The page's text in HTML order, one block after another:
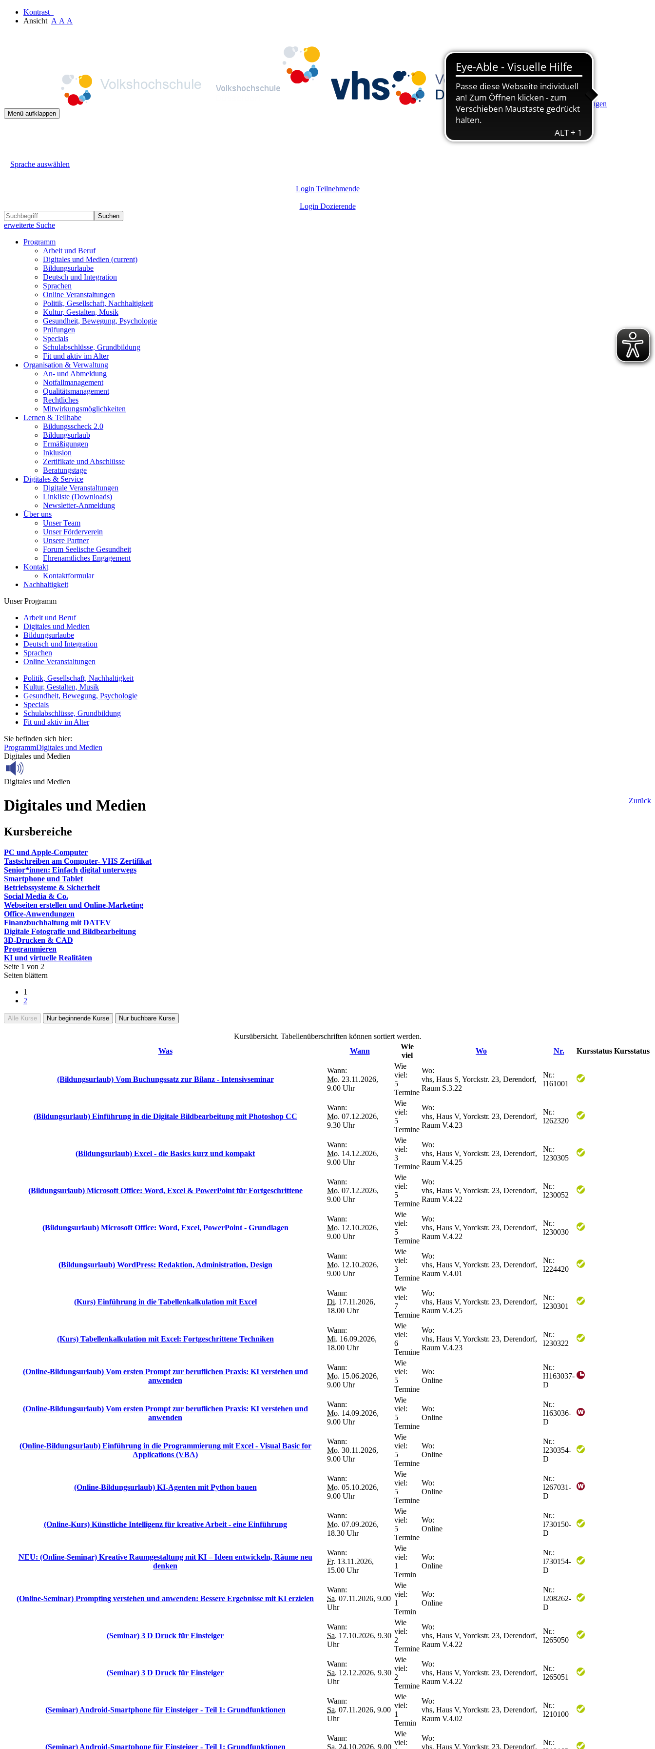
Kontrast
Ansicht A A A
Hauptinhalt anspringen
Menü aufklappen
Sprache auswählen
Login Teilnehmende
Login Dozierende
Suchen
erweiterte Suche
Programm
Arbeit und Beruf
Digitales und Medien (current)
Bildungsurlaube
Deutsch und Integration
Sprachen
Online Veranstaltungen
Politik, Gesellschaft, Nachhaltigkeit
Kultur, Gestalten, Musik
Gesundheit, Bewegung, Psychologie
Prüfungen
Specials
Schulabschlüsse, Grundbildung
Fit und aktiv im Alter
Organisation & Verwaltung
An- und Abmeldung
Notfallmanagement
Qualitätsmanagement
Rechtliches
Mitwirkungsmöglichkeiten
Lernen & Teilhabe
Bildungsscheck 2.0
Bildungsurlaub
Ermäßigungen
Inklusion
Zertifikate und Abschlüsse
Beratungstage
Digitales & Service
Digitale Veranstaltungen
Linkliste (Downloads)
Newsletter-Anmeldung
Über uns
Unser Team
Unser Förderverein
Unsere Partner
Forum Seelische Gesundheit
Ehrenamtliches Engagement
Kontakt
Kontaktformular
Nachhaltigkeit
Unser Programm
Arbeit und Beruf
Digitales und Medien
Bildungsurlaube
Deutsch und Integration
Sprachen
Online Veranstaltungen
Politik, Gesellschaft, Nachhaltigkeit
Kultur, Gestalten, Musik
Gesundheit, Bewegung, Psychologie
Specials
Schulabschlüsse, Grundbildung
Fit und aktiv im Alter
Sie befinden sich hier:
ProgrammDigitales und Medien
Digitales und Medien
Digitales und Medien
Zurück
Digitales und Medien
Kursbereiche
PC und Apple-Computer
Tastschreiben am Computer- VHS Zertifikat
Senior*innen: Einfach digital unterwegs
Smartphone und Tablet
Betriebssysteme & Sicherheit
Social Media & Co.
Webseiten erstellen und Online-Marketing
Office-Anwendungen
Finanzbuchhaltung mit DATEV
Digitale Fotografie und Bildbearbeitung
3D-Drucken & CAD
Programmieren
KI und virtuelle Realitäten
Seite 1 von 2
Seiten blättern
1
2
Alle Kurse Nur beginnende Kurse Nur buchbare Kurse
Kursübersicht. Tabellenüberschriften können sortiert werden.
Was
Wann
Wie
viel
Wo Nr. Kursstatus Kursstatus
(Bildungsurlaub) Vom Buchungssatz zur Bilanz - Intensivseminar
Wann:
Mo. 23.11.2026,
9.00 Uhr
Wie
viel:
5
Termine
Wo:
vhs, Haus S, Yorckstr. 23, Derendorf,
Raum S.3.22
Nr.:
I161001
(Bildungsurlaub) Einführung in die Digitale Bildbearbeitung mit Photoshop CC
Wann:
Mo. 07.12.2026,
9.30 Uhr
Wie
viel:
5
Termine
Wo:
vhs, Haus V, Yorckstr. 23, Derendorf,
Raum V.4.23
Nr.:
I262320
(Bildungsurlaub) Excel - die Basics kurz und kompakt
Wann:
Mo. 14.12.2026,
9.00 Uhr
Wie
viel:
3
Termine
Wo:
vhs, Haus V, Yorckstr. 23, Derendorf,
Raum V.4.25
Nr.:
I230305
(Bildungsurlaub) Microsoft Office: Word, Excel & PowerPoint für Fortgeschrittene
Wann:
Mo. 07.12.2026,
9.00 Uhr
Wie
viel:
5
Termine
Wo:
vhs, Haus V, Yorckstr. 23, Derendorf,
Raum V.4.22
Nr.:
I230052
(Bildungsurlaub) Microsoft Office: Word, Excel, PowerPoint - Grundlagen
Wann:
Mo. 12.10.2026,
9.00 Uhr
Wie
viel:
5
Termine
Wo:
vhs, Haus V, Yorckstr. 23, Derendorf,
Raum V.4.22
Nr.:
I230030
(Bildungsurlaub) WordPress: Redaktion, Administration, Design
Wann:
Mo. 12.10.2026,
9.00 Uhr
Wie
viel:
3
Termine
Wo:
vhs, Haus V, Yorckstr. 23, Derendorf,
Raum V.4.01
Nr.:
I224420
(Kurs) Einführung in die Tabellenkalkulation mit Excel
Wann:
Di. 17.11.2026,
18.00 Uhr
Wie
viel:
7
Termine
Wo:
vhs, Haus V, Yorckstr. 23, Derendorf,
Raum V.4.25
Nr.:
I230301
(Kurs) Tabellenkalkulation mit Excel: Fortgeschrittene Techniken
Wann:
Mi. 16.09.2026,
18.00 Uhr
Wie
viel:
6
Termine
Wo:
vhs, Haus V, Yorckstr. 23, Derendorf,
Raum V.4.23
Nr.:
I230322
(Online-Bildungsurlaub) Vom ersten Prompt zur beruflichen Praxis: KI verstehen und
anwenden
Wann:
Mo. 15.06.2026,
9.00 Uhr
Wie
viel:
5
Termine
Wo:
Online
Nr.:
H163037-
D
(Online-Bildungsurlaub) Vom ersten Prompt zur beruflichen Praxis: KI verstehen und
anwenden
Wann:
Mo. 14.09.2026,
9.00 Uhr
Wie
viel:
5
Termine
Wo:
Online
Nr.:
I163036-
D
(Online-Bildungsurlaub) Einführung in die Programmierung mit Excel - Visual Basic for
Applications (VBA)
Wann:
Mo. 30.11.2026,
9.00 Uhr
Wie
viel:
5
Termine
Wo:
Online
Nr.:
I230354-
D
(Online-Bildungsurlaub) KI-Agenten mit Python bauen
Wann:
Mo. 05.10.2026,
9.00 Uhr
Wie
viel:
5
Termine
Wo:
Online
Nr.:
I267031-
D
(Online-Kurs) Künstliche Intelligenz für kreative Arbeit - eine Einführung
Wann:
Mo. 07.09.2026,
18.30 Uhr
Wie
viel:
5
Termine
Wo:
Online
Nr.:
I730150-
D
NEU: (Online-Seminar) Kreative Raumgestaltung mit KI – Ideen entwickeln, Räume neu
denken
Wann:
Fr. 13.11.2026,
15.00 Uhr
Wie
viel:
1
Termin
Wo:
Online
Nr.:
I730154-
D
(Online-Seminar) Prompting verstehen und anwenden: Bessere Ergebnisse mit KI erzielen
Wann:
Sa. 07.11.2026, 9.00
Uhr
Wie
viel:
1
Termin
Wo:
Online
Nr.:
I208262-
D
(Seminar) 3 D Druck für Einsteiger
Wann:
Sa. 17.10.2026, 9.30
Uhr
Wie
viel:
2
Termine
Wo:
vhs, Haus V, Yorckstr. 23, Derendorf,
Raum V.4.22
Nr.:
I265050
(Seminar) 3 D Druck für Einsteiger
Wann:
Sa. 12.12.2026, 9.30
Uhr
Wie
viel:
2
Termine
Wo:
vhs, Haus V, Yorckstr. 23, Derendorf,
Raum V.4.22
Nr.:
I265051
(Seminar) Android-Smartphone für Einsteiger - Teil 1: Grundfunktionen
Wann:
Sa. 07.11.2026, 9.00
Uhr
Wie
viel:
1
Termin
Wo:
vhs, Haus V, Yorckstr. 23, Derendorf,
Raum V.4.02
Nr.:
I210100
(Seminar) Android-Smartphone für Einsteiger - Teil 1: Grundfunktionen
Wann:
Sa. 24.10.2026, 9.00
Wie
viel:
Wo:
vhs, Haus V, Yorckstr. 23, Derendorf,
Nr.: